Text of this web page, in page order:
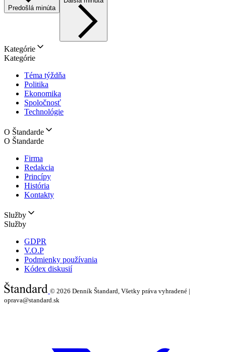
Predošlá minúta
Kategórie
Kategórie
Téma týždňa
Politika
Ekonomika
Spoločnosť
Technológie
O Štandarde
O Štandarde
Firma
Redakcia
Princípy
História
Kontakty
Služby
Služby
GDPR
V.O.P
Podmienky používania
Kódex diskusií
© 2026 Denník Štandard, Všetky práva vyhradené |
oprava@standard.sk